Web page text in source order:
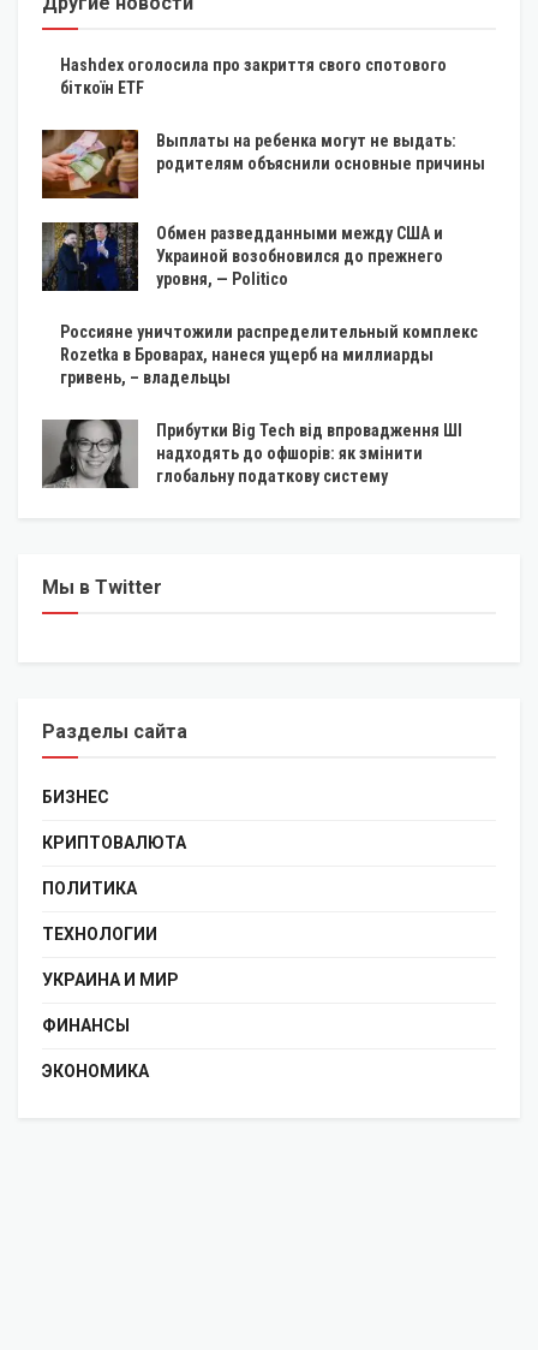
Hashdex оголосила про закриття свого спотового
біткоїн ETF
Выплаты на ребенка могут не выдать:
родителям объяснили основные причины
Обмен разведданными между США и
Украиной возобновился до прежнего
уровня, — Politico
Россияне уничтожили распределительный комплекс
Rozetka в Броварах, нанеся ущерб на миллиарды
гривень, – владельцы
Прибутки Big Tech від впровадження ШІ
надходять до офшорів: як змінити
глобальну податкову систему
Мы в Twitter
Разделы сайта
БИЗНЕС
КРИПТОВАЛЮТА
ПОЛИТИКА
ТЕХНОЛОГИИ
УКРАИНА И МИР
ФИНАНСЫ
ЭКОНОМИКА